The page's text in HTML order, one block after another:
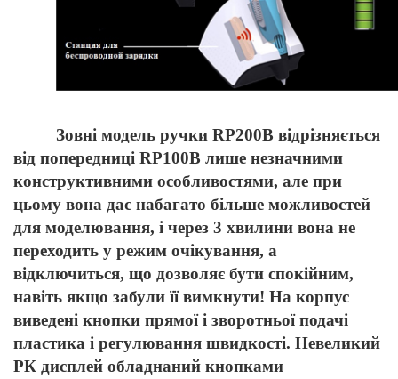
Зовні модель ручки RP200B відрізняється
від попередниці RP100B лише незначними
конструктивними особливостями, але при
цьому вона дає набагато більше можливостей
для моделювання, і через 3 хвилини вона не
переходить у режим очікування, а
відключиться, що дозволяє бути спокійним,
навіть якщо забули її вимкнути! На корпус
виведені кнопки прямої і зворотньої подачі
пластика і регулювання швидкості. Невеликий
РК дисплей обладнаний кнопками